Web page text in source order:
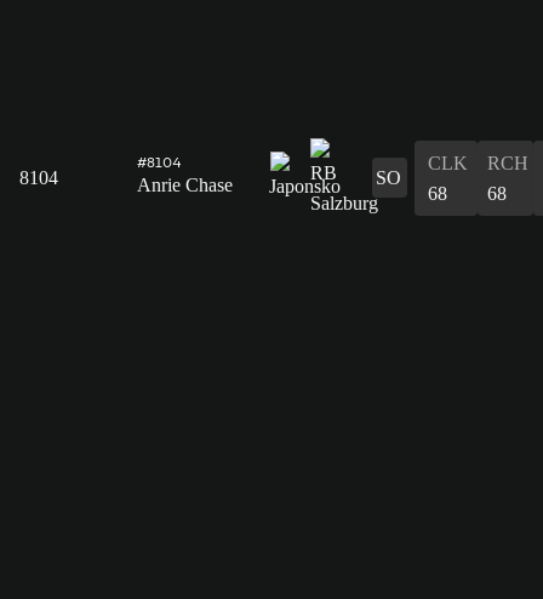
8104
#8104
Anrie Chase SO
CLK
68
RCH
68